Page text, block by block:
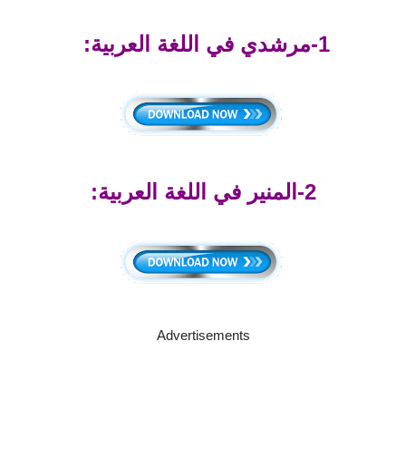
1-مرشدي في اللغة العربية:
2-المنير في اللغة العربية:
Advertisements